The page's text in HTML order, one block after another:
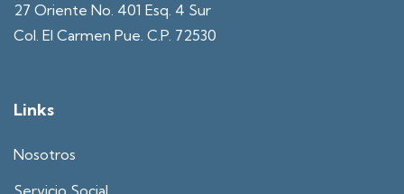
27 Oriente No. 401 Esq. 4 Sur
Col. El Carmen Pue. C.P. 72530
Links
Nosotros